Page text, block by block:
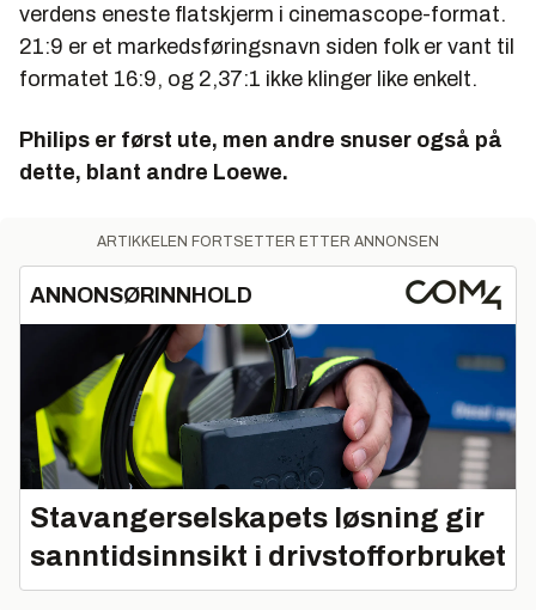
Minus:
Pris
Karakter:5
29.995
Link:www.philips.no
verdens eneste flatskjerm i cinemascope-format.
21:9 er et markedsføringsnavn siden folk er vant til
formatet 16:9, og 2,37:1 ikke klinger like enkelt.
Philips er først ute, men andre snuser også på
dette, blant andre Loewe.
ARTIKKELEN FORTSETTER ETTER ANNONSEN
ANNONSØRINNHOLD
Stavangerselskapets løsning gir
sanntidsinnsikt i drivstofforbruket